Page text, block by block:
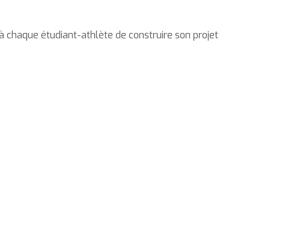
chaque étudiant-athlète de construire son projet